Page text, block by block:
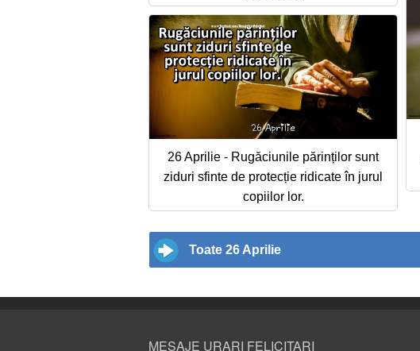
26 Aprilie - Rugăciunile părinților sunt
ziduri sfinte de protecție ridicate în jurul
copiilor lor.
Toate 26 Aprilie
MESAJE URARI FELICITARI